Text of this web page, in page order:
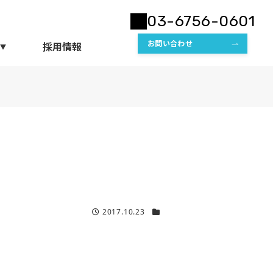
採用情報
03-6756-0601
お問い合わせ
2017.10.23